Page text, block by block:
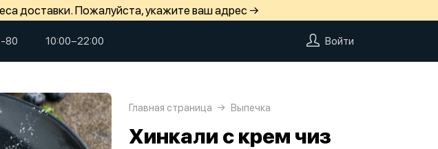
доставки. Пожалуйста, укажите ваш адрес →
80 10:00−22:00 Войти
Главная страница Выпечка
Хинкали с крем чиз